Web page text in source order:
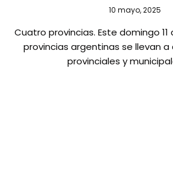
10 mayo, 2025
Cuatro provincias. Este domingo
provincias argentinas se llevan
provinciales y